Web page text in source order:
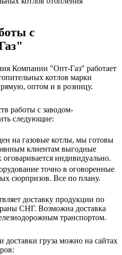
с
Компании "Опт-Газ" работает
котлов марки
оптом и в розницу.
работы с заводом-
следующие:
на газовые котлы, мы готовы
клиентам выгодные
индивидуально.
точно в оговоренные
сюрпризов. Все по плану.
доставку продукции по
СНГ. Возможна доставка
транспортом.
доставки груза можно на сайтах